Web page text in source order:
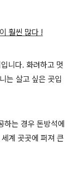
훨씬 많다 !
니다. 화려하고 멋
는 살고 싶은 곳입
하는 경우 돈방석에
계 곳곳에 퍼져 큰